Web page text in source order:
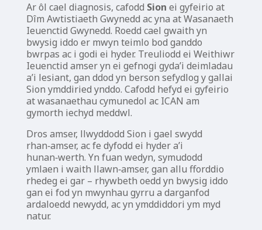
Ar ôl cael diagnosis, cafodd Sion ei gyfeirio at
Dîm Awtistiaeth Gwynedd ac yna at Wasanaeth
Ieuenctid Gwynedd. Roedd cael gwaith yn
bwysig iddo er mwyn teimlo bod ganddo
bwrpas ac i godi ei hyder. Treuliodd ei Weithiwr
Ieuenctid amser yn ei gefnogi gyda’i deimladau
a’i lesiant, gan ddod yn berson sefydlog y gallai
Sion ymddiried ynddo. Cafodd hefyd ei gyfeirio
at wasanaethau cymunedol ac ICAN am
gymorth iechyd meddwl.
Dros amser, llwyddodd Sion i gael swydd
rhan‑amser, ac fe dyfodd ei hyder a’i
hunan‑werth. Yn fuan wedyn, symudodd
ymlaen i waith llawn‑amser, gan allu fforddio
rhedeg ei gar – rhywbeth oedd yn bwysig iddo
gan ei fod yn mwynhau gyrru a darganfod
ardaloedd newydd, ac yn ymddiddori ym myd
natur.